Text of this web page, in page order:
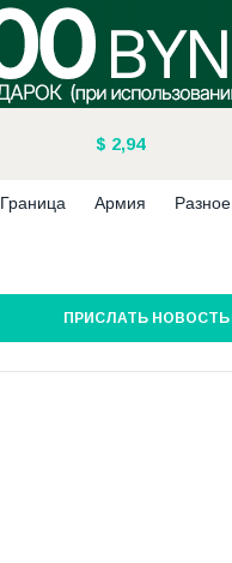
2,94
Граница Армия Разное
ПРИСЛАТЬ НОВОСТЬ